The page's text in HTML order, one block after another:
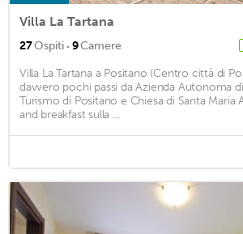
Villa La Tartana
27Ospiti · 9Camere
Villa La Tartana a Positano (Centro città di
davvero pochi passi da Azienda Autonoma
Turismo di Positano e Chiesa di Santa Maria
and breakfast sulla ...